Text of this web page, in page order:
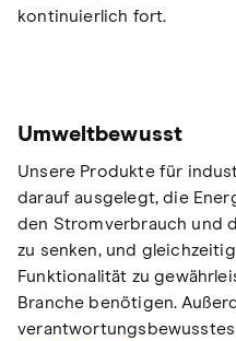
kontinuierlich fort.
Umweltbewusst
Unsere Produkte für
darauf ausgelegt, die
den Stromverbrauch und
zu senken, und
Funktionalität zu
Branche benötigen.